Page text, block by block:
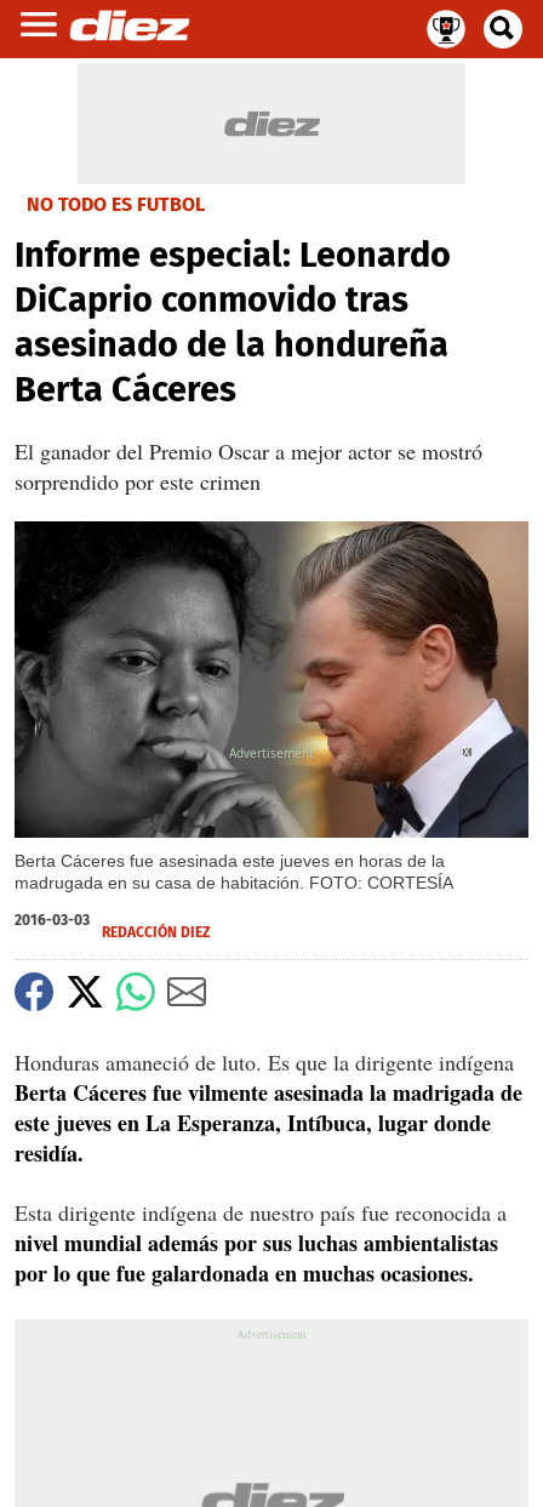
NO TODO ES FUTBOL
Informe especial: Leonardo
DiCaprio conmovido tras
asesinado de la hondureña
Berta Cáceres
El ganador del Premio Oscar a mejor actor se mostró
sorprendido por este crimen
Berta Cáceres fue asesinada este jueves en horas de la
madrugada en su casa de habitación. FOTO: CORTESÍA
X
X
2016-03-03
REDACCIÓN DIEZ
Honduras amaneció de luto. Es que la dirigente indígena
Berta Cáceres fue vilmente asesinada la madrigada de
este jueves en La Esperanza, Intíbuca, lugar donde
residía.
Esta dirigente indígena de nuestro país fue reconocida a
nivel mundial además por sus luchas ambientalistas
por lo que fue galardonada en muchas ocasiones.